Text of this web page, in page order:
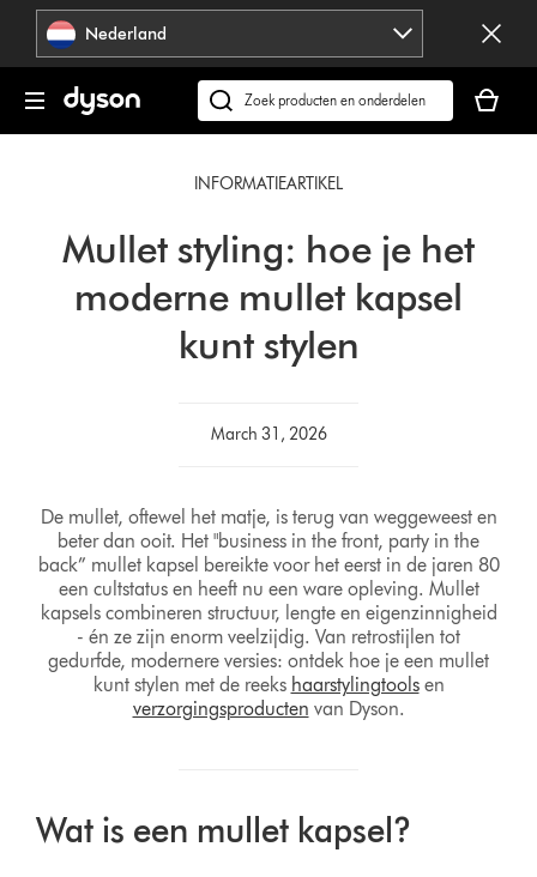
Navigatie
overslaan
Nederland
Zoek
op
is
INFORMATIEARTIKEL
Mullet styling: hoe je het
moderne mullet kapsel
kunt stylen
March 31, 2026
De mullet, oftewel het matje, is terug van weggeweest en
beter dan ooit. Het "business in the front, party in the
back” mullet kapsel bereikte voor het eerst in de jaren 80
een cultstatus en heeft nu een ware opleving. Mullet
kapsels combineren structuur, lengte en eigenzinnigheid
- én ze zijn enorm veelzijdig. Van retrostijlen tot
gedurfde, modernere versies: ontdek hoe je een mullet
kunt stylen met de reeks haarstylingtoolsen
verzorgingsproducten van Dyson.
Wat is een mullet kapsel?